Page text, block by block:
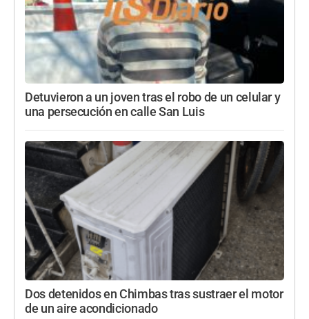
Detuvieron a un joven tras el robo de un celular y
una persecución en calle San Luis
Dos detenidos en Chimbas tras sustraer el motor
de un aire acondicionado